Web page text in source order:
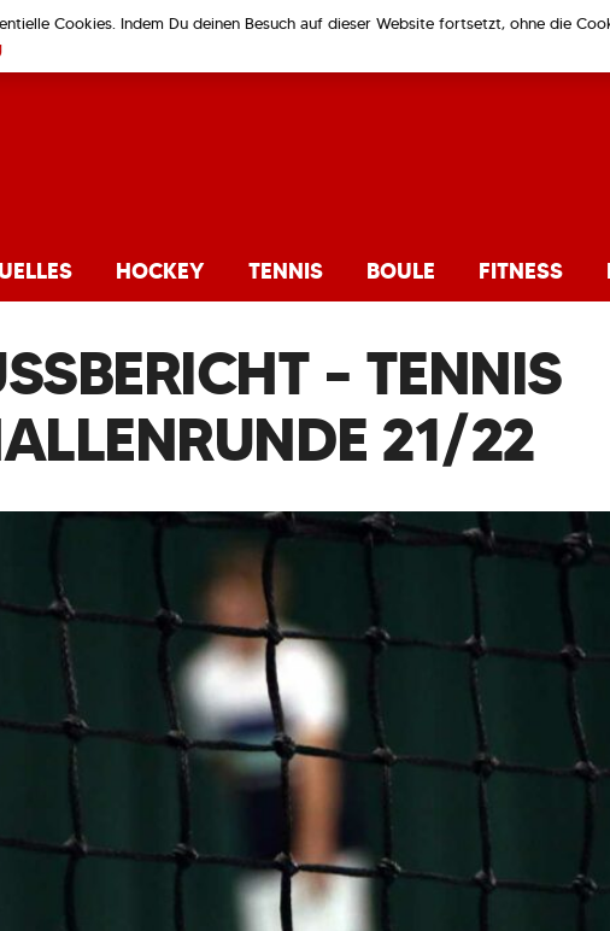
HOCKEY TENNIS BOULE FITNESS
– TENNIS
21/22
Cookies. Indem Du deinen Besuch auf dieser Website fortsetzt, ohne die